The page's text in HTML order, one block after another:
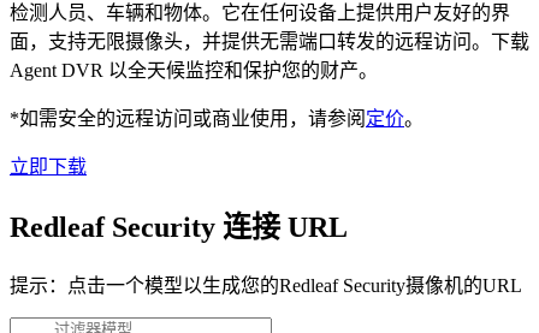
检测人员、车辆和物体。它在任何设备上提供用户友好的界
面，支持无限摄像头，并提供无需端口转发的远程访问。下载
Agent DVR 以全天候监控和保护您的财产。
*如需安全的远程访问或商业使用，请参阅 定价。
立即下载
Redleaf Security 连接 URL
提示：点击一个模型以生成您的Redleaf Security摄像机的URL